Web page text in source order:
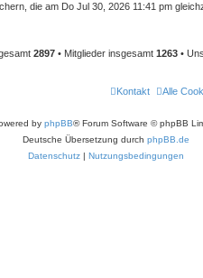
die am Do Jul 30, 2026 11:41 pm
2897 • Mitglieder insgesamt 1263 •
Alle
Kontakt
by phpBB® Forum Software © phpBB
Deutsche Übersetzung durch phpBB.de
Datenschutz | Nutzungsbedingungen